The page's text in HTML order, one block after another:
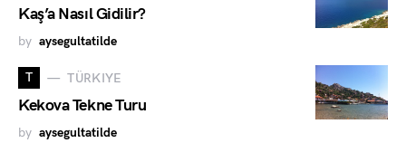
Kaş’a Nasıl Gidilir?
by aysegultatilde
T TÜRKIYE
Kekova Tekne Turu
by aysegultatilde